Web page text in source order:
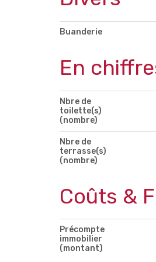
Buanderie
En
Nbre de
toilette(s)
(nombre)
Nbre de
terrasse(s)
(nombre)
Coûts &
Précompte
immobilier
(montant)